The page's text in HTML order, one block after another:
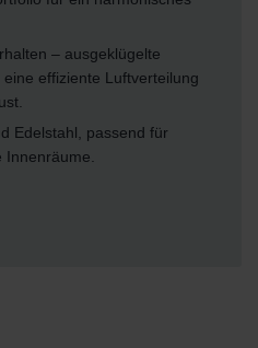
– ausgeklügelte
effiziente Luftverteilung
Edelstahl, passend für